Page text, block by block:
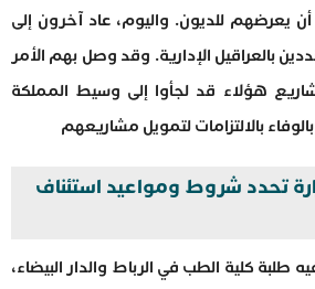
يعرضهم للديون. واليوم، عاد آخرون إلى
بالعراقيل الإدارية. وقد وصل بهم الأمر
هؤلاء قد لجأوا إلى وسيط المملكة
بالالتزامات لتمويل مشاريعهم
تحدد شروط ومواعيد استئناف
طلبة كلية الطب في الرباط والدار البيضاء،